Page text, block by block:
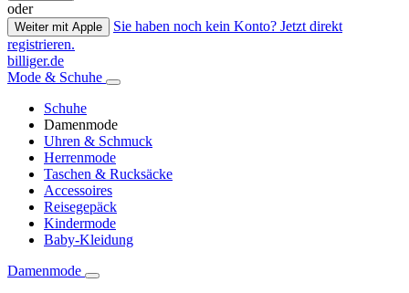
oder
Weiter mit Apple
Sie haben noch kein Konto? Jetzt direkt
registrieren.
billiger.de
Mode & Schuhe
Schuhe
Damenmode
Uhren & Schmuck
Herrenmode
Taschen & Rucksäcke
Accessoires
Reisegepäck
Kindermode
Baby-Kleidung
Damenmode